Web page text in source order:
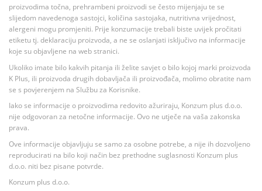
proizvodima točna, prehrambeni proizvodi se često mijenjaju te se
slijedom navedenoga sastojci, količina sastojaka, nutritivna vrijednost,
alergeni mogu promjeniti. Prije konzumacije trebali biste uvijek pročitati
etiketu tj. deklaraciju proizvoda, a ne se oslanjati isključivo na informacije
koje su objavljene na web stranici.
Ukoliko imate bilo kakvih pitanja ili želite savjet o bilo kojoj marki proizvoda
K Plus, ili proizvoda drugih dobavljača ili proizvođača, molimo obratite nam
se s povjerenjem na Službu za Korisnike.
Iako se informacije o proizvodima redovito ažuriraju, Konzum plus d.o.o.
nije odgovoran za netočne informacije. Ovo ne utječe na vaša zakonska
prava.
Ove informacije objavljuju se samo za osobne potrebe, a nije ih dozvoljeno
reproducirati na bilo koji način bez prethodne suglasnosti Konzum plus
d.o.o. niti bez pisane potvrde.
Konzum plus d.o.o.